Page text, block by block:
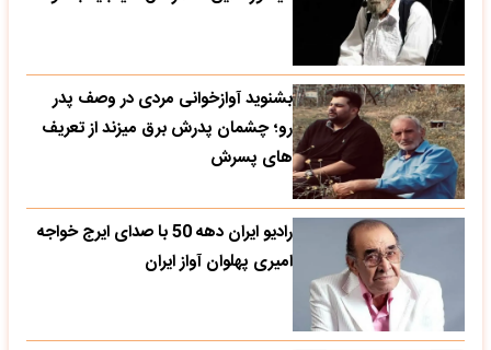
بشنوید آوازخوانی مردی در وصف پدر
رو؛ چشمان پدرش برق میزند از تعریف
های پسرش
رادیو ایران دهه 50 با صدای ایرج خواجه
امیری پهلوان آواز ایران